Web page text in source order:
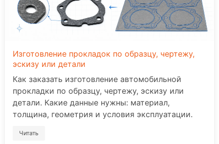
Изготовление прокладок по образцу, чертежу,
эскизу или детали
Как заказать изготовление автомобильной
прокладки по образцу, чертежу, эскизу или
детали. Какие данные нужны: материал,
толщина, геометрия и условия эксплуатации.
Читать